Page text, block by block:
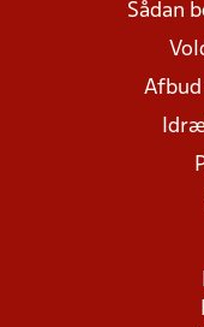
Sådan